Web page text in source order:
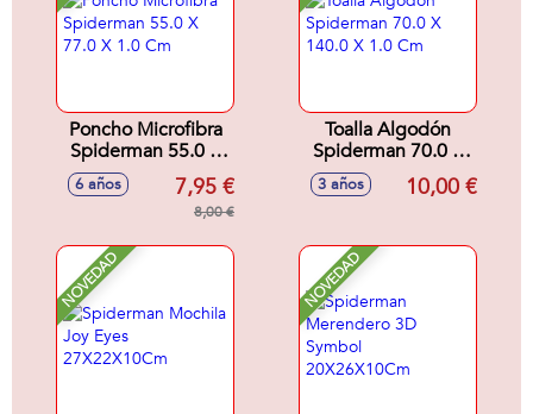
Poncho Microfibra
Spiderman 55.0 X
77.0 X 1.0 Cm
6 años 7,95 €
8,00 €
Toalla Algodón
Spiderman 70.0 X
140.0 X 1.0 Cm
3 años 10,00 €
NOVEDAD NOVEDAD